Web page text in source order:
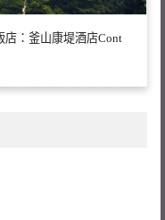
店：釜山康堤酒店Cont